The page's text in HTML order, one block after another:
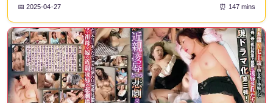
📅 2025-04-27 ⏰ 147 mins